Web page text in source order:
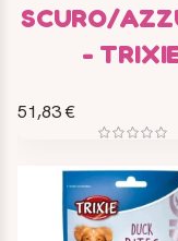
SCURO/
-
51,83 €